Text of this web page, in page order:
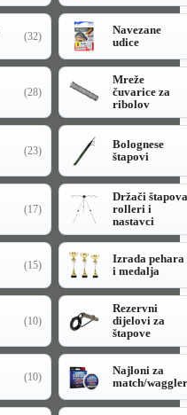
(32)
Navezane
udice
(28)
Mreže
čuvarice za
ribolov
(23)
Bolognese
štapovi
(17)
Držači štapova
rolleri i
nastavci
(15)
Izrada pehara
i medalja
(10)
Rezervni
dijelovi za
štapove
(10)
Najloni za
match/waggler